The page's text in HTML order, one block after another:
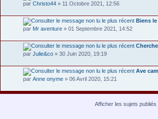
par Christo44 » 11 Octobre 2021, 12:56
Biens
par Mr aventure » 01 Septembre 2021, 14:52
par Julie&co » 30 Juin 2020, 19:19
Ave
par Anne onyme » 06 Avril 2020, 15:21
Afficher les sujets publiés